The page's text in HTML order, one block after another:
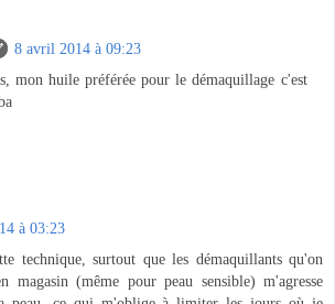
8 avril 2014 à 09:23
mon huile préférée pour le démaquillage c'est
à 03:23
technique, surtout que les démaquillants qu'on
magasin (même pour peau sensible) m'agresse